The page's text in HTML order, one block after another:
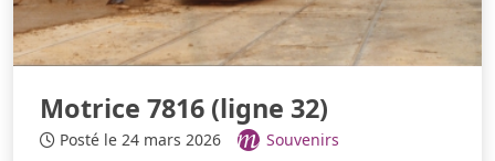
Motrice 7816 (ligne 32)
Posté le 24 mars 2026 Souvenirs